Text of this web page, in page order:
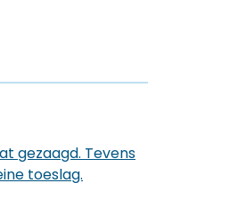
gezaagd. Tevens
toeslag.